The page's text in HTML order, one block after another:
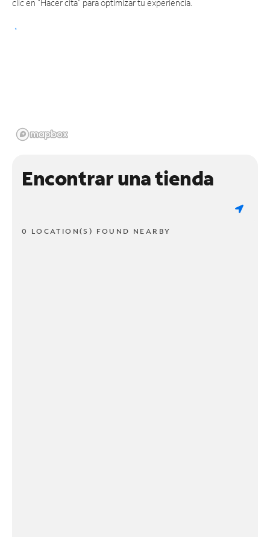
clic en "Hacer cita" para optimizar tu experiencia.
Encontrar una tienda
0 LOCATION(S) FOUND NEARBY